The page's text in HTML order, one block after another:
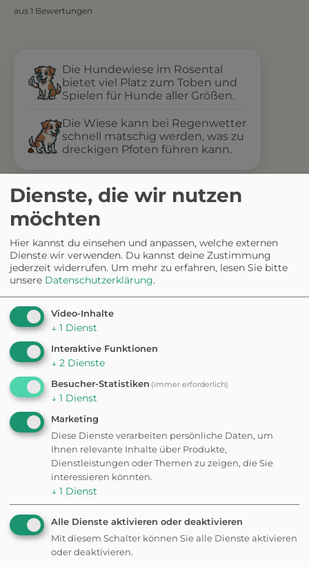
aus 1 Bewertungen
Die Hundewiese im Rosental
bietet viel Platz zum Toben und
Spielen für Hunde aller Größen.
Die Wiese kann bei Regenwetter
schnell matschig werden, was zu
dreckigen Pfoten führen kann.
✦ Eigene Bewertung schreiben
Fehler gefunden? Feedback senden
Weitere
Ausflugsziele in der
Nähe
HUNDESTRAND
Hundewiese Theodor-
Neubauer-Straße
Hundewiese im
Friedenspark
Dienste, die wir nutzen
möchten
Hier kannst du einsehen und anpassen, welche externen
Dienste wir verwenden. Du kannst deine Zustimmung
jederzeit widerrufen. Um mehr zu erfahren, lesen Sie bitte
unsere Datenschutzerklärung.
Video-Inhalte
↓ 1 Dienst
Interaktive Funktionen
↓ 2 Dienste
Besucher-Statistiken (immer erforderlich)
↓ 1 Dienst
Marketing
Diese Dienste verarbeiten persönliche Daten, um
Ihnen relevante Inhalte über Produkte,
Dienstleistungen oder Themen zu zeigen, die Sie
interessieren könnten.
↓ 1 Dienst
Alle Dienste aktivieren oder deaktivieren
Mit diesem Schalter können Sie alle Dienste aktivieren
oder deaktivieren.